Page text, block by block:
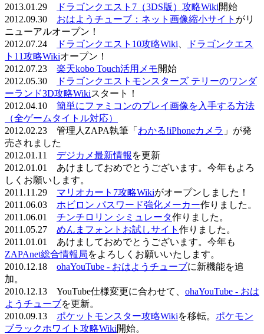
2013.01.29
ドラゴンクエスト7（3DS版）攻略Wiki開始
2012.09.30 おはようチューブ：ネット画像縮小サイト がリ
ニューアルオープン！
2012.07.24
ドラゴンクエスト10攻略Wiki
ドラゴンクエス
ト11攻略Wikiオープン！
2012.07.23 楽天kobo Touch活用メモ開始
2012.05.30
ドラゴンクエストモンスターズ テリーのワンダ
ーランド3D攻略Wikiスタート！
2012.04.10 簡単にファミコンのプレイ画像を入手する方法
（全ゲームタイトル対応）
2012.02.23 管理人ZAPA執筆「 わかる!iPhoneカメラ 」が発
売されました
2012.01.11 デジカメ最新情報 を更新
2012.01.01 あけましておめでとうございます。今年もよろ
しくお願いします。
2011.11.29 マリオカート7攻略Wikiがオープンしました！
2011.06.03 ホビロン パスワード強化メーカー作りました。
2011.06.01 チンチロリン シミュレータ作りました。
2011.05.27 めんまフォントお試しサイト 作りました。
2011.01.01 あけましておめでとうございます。今年も
ZAPAnet総合情報局をよろしくお願いいたします。
2010.12.18 ohaYouTube - おはようチューブに新機能を追
加。
2010.12.13 YouTube仕様変更に合わせて、 ohaYouTube - おは
ようチューブを更新。
2010.09.13 ポケットモンスター攻略Wikiを移転。 ポケモン
ブラックホワイト攻略Wiki開始。